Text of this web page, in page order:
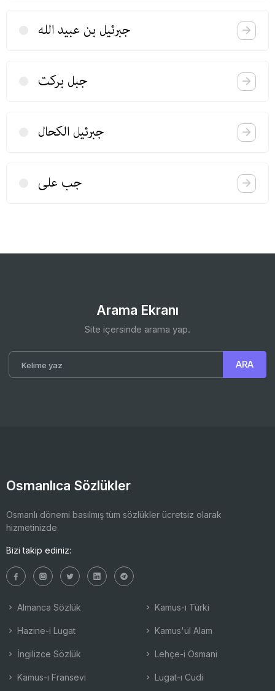
جبرئیل بن عبید الله
جبل بركت
جبرئیل الكحال
جب علی
Arama Ekranı
Site içersinde arama yap.
Osmanlıca Sözlükler
Osmanlı dönemi basılmış tüm sözlükler ücretsiz olarak
hizmetinizde.
Bizi takip ediniz:
Almanca Sözlük
Hazine-i Lugat
İngilizce Sözlük
Kamus-ı Fransevi
Kamus-ı Türki
Kamus'ul Alam
Lehçe-i Osmani
Lugat-ı Cudi